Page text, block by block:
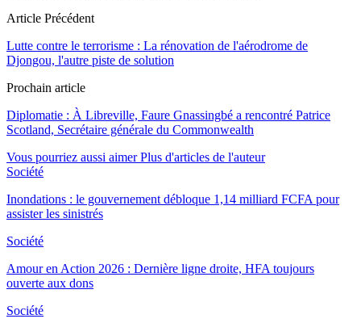
Article Précédent
Lutte contre le terrorisme : La rénovation de l'aérodrome de
Djongou, l'autre piste de solution
Prochain article
Diplomatie : À Libreville, Faure Gnassingbé a rencontré Patrice
Scotland, Secrétaire générale du Commonwealth
Vous pourriez aussi aimer Plus d'articles de l'auteur
Société
Inondations : le gouvernement débloque 1,14 milliard FCFA pour
assister les sinistrés
Société
Amour en Action 2026 : Dernière ligne droite, HFA toujours
ouverte aux dons
Société